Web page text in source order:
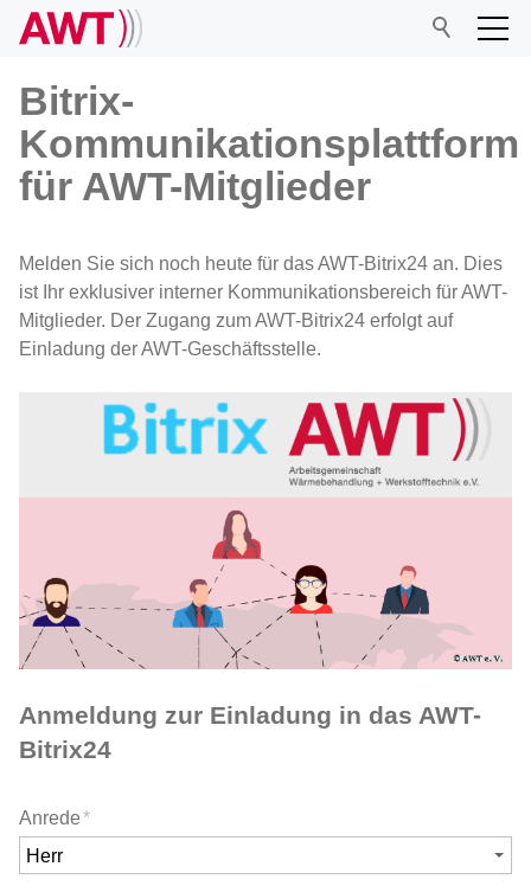
AWT
AWT-Fachausschüsse
AWT-Härtereikreise
Kooperationen
Veranstaltungen
Forschung
Mitgliedschaft
Bitrix-
Kommunikationsplattform
für AWT-Mitglieder
Melden Sie sich noch heute für das AWT-Bitrix24 an. Dies
ist Ihr exklusiver interner Kommunikationsbereich für AWT-
Mitglieder. Der Zugang zum AWT-Bitrix24 erfolgt auf
Einladung der AWT-Geschäftsstelle.
Anmeldung zur Einladung in das AWT-
Bitrix24
Anrede*